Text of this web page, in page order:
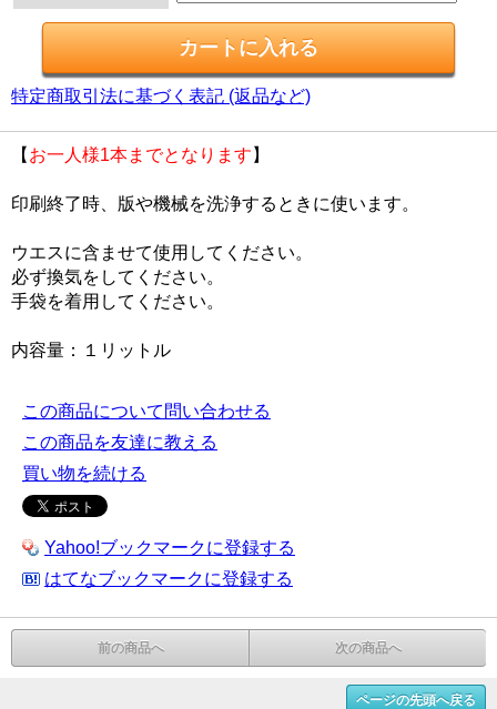
特定商取引法に基づく表記 (返品など)
【 お一人様1本までとなります 】
印刷終了時、版や機械を洗浄するときに使います。
ウエスに含ませて使用してください。
必ず換気をしてください。
手袋を着用してください。
内容量：１リットル
この商品について問い合わせる
この商品を友達に教える
買い物を続ける
Yahoo!ブックマークに登録する
はてなブックマークに登録する
前の商品へ 次の商品へ
ページの先頭へ戻る